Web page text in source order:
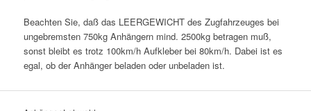
Beachten Sie, daß das LEERGEWICHT des Zugfahrzeuges bei
ungebremsten 750kg Anhängern mind. 2500kg betragen muß,
sonst bleibt es trotz 100km/h Aufkleber bei 80km/h. Dabei ist es
egal, ob der Anhänger beladen oder unbeladen ist.